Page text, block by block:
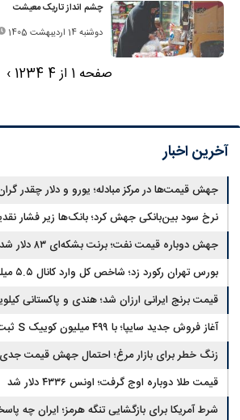
چشم انداز تاریک معیشت
دوشنبه 14 اردیبهشت 1405
صفحه 1 از 4 1234
›
آخرین اخبار
جهش قیمت‌ها در مرکز مبادله؛ یورو و دلار چقدر
نرخ سود بین‌بانکی جهش کرد؛ بانک‌ها زیر فشار
جهش دوباره قیمت نفت؛ برنت بشکه‌ای ۸۳ دلار شد
بورس تهران رکورد زد؛ شاخص کل وارد کانال ۵.۵ میلیونی شد
قیمت برنج ایرانی ارزان شد؛ هندی و پاکستانی
آغاز فروش جدید سایپا؛ با ۴۹۹ میلیون کوییک S ثبت‌نام کنید+جزئیات
زنگ خطر برای بازار مرغ؛ احتمال جهش قیمت
قیمت طلا دوباره اوج گرفت؛ اونس ۴۳۳۶ دلار شد
شرط آمریکا برای بازگشایی تنگه هرمز؛ ایران چه